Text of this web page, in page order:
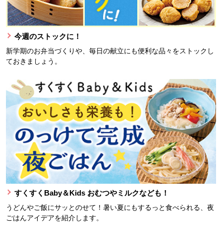
今週のストックに！
新学期のお弁当づくりや、毎日の献立にも便利な品々をストックし
ておきましょう。
すくすくBaby＆Kids おむつやミルクなども！
うどんやご飯にサッとのせて！暑い夏にもするっと食べられる、夜
ごはんアイデアを紹介します。